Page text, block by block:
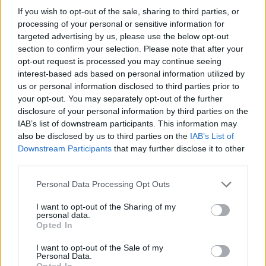
If you wish to opt-out of the sale, sharing to third parties, or
processing of your personal or sensitive information for
targeted advertising by us, please use the below opt-out
section to confirm your selection. Please note that after your
opt-out request is processed you may continue seeing
interest-based ads based on personal information utilized by
us or personal information disclosed to third parties prior to
your opt-out. You may separately opt-out of the further
disclosure of your personal information by third parties on the
IAB’s list of downstream participants. This information may
also be disclosed by us to third parties on the IAB’s List of
Downstream Participants that may further disclose it to other
Personal Data Processing Opt Outs
I want to opt-out of the Sharing of my
personal data.
Opted In
I want to opt-out of the Sale of my
Personal Data.
Una vez detallados los puntos anteriores, ¿Manaus
es un buen lugar para vivir como nómada digital?
Con una puntuación de 3,7/5,Manaus es un buen
lugar para vivir como nómada digital
Puntos a favor y puntos en
contra
A continuación, vamos a listar algunos puntos a
favor y puntos de Manaus para vivir como nómada
digital.
Puntos a favor
Buen coste de vida.
Buena calidad del aire (hoy).
Internet rápido.